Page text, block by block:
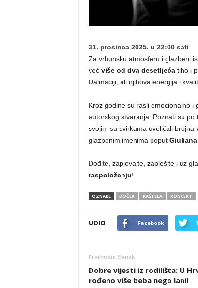
31. prosinca 2025. u 22:00 sati
Za vrhunsku atmosferu i glazbeni
već više od dva desetljećatiho i
Dalmaciji, ali njihova energija i
Kroz godine su rasli emocionalno i
autorskog stvaranja. Poznati su
svojim su svirkama uveličali brojna
glazbenim imenima poput
Dođite, zapjevajte, zaplešite i uz
raspoloženju!
OZNAKE DOČEK KAŠTELA KONCERT
UDIO Facebook
Prethodni članak
Dobre vijesti iz rodilišta: U
rođeno više beba nego lani!